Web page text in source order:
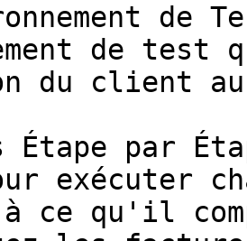
de
de test
du client
Étape par
exécuter
ce qu'il